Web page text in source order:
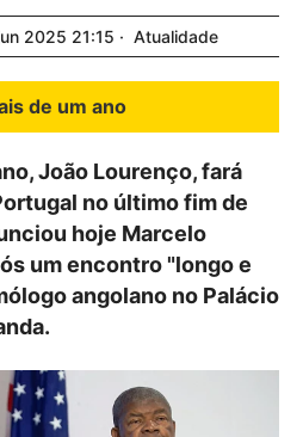
2025 21:15 Atualidade
de um ano
João Lourenço, fará
no último fim de
hoje Marcelo
um encontro "longo e
angolano no Palácio